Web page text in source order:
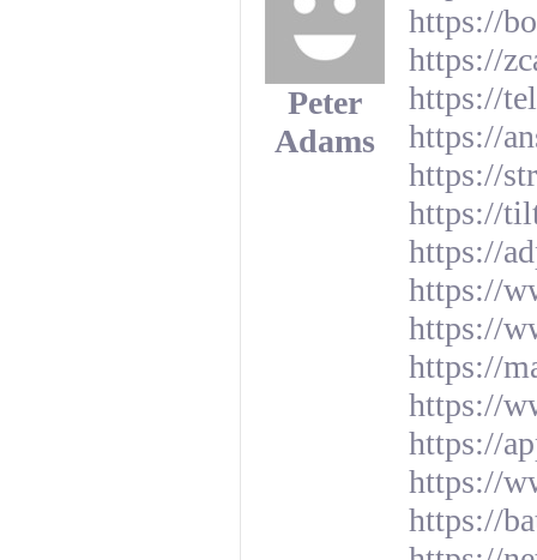
Peter
Adams
https://
https://
https://
https://
https://
https://
https://
https://
https://
https://
https://
https://
https://
https://